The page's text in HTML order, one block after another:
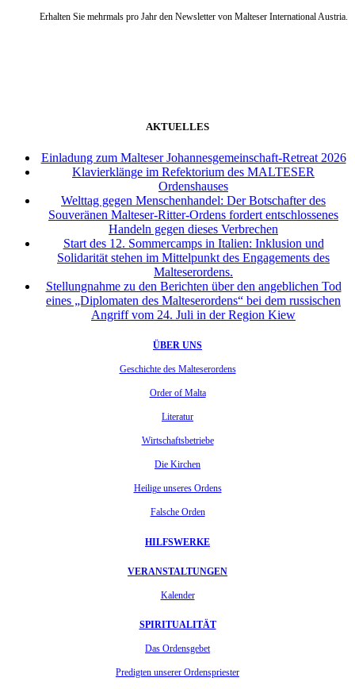
Erhalten Sie mehrmals pro Jahr den Newsletter von Malteser International Austria.
AKTUELLES
Einladung zum Malteser Johannesgemeinschaft-Retreat 2026
Klavierklänge im Refektorium des MALTESER
Ordenshauses
Welttag gegen Menschenhandel: Der Botschafter des
Souveränen Malteser-Ritter-Ordens fordert entschlossenes
Handeln gegen dieses Verbrechen
Start des 12. Sommercamps in Italien: Inklusion und
Solidarität stehen im Mittelpunkt des Engagements des
Malteserordens.
Stellungnahme zu den Berichten über den angeblichen Tod
eines „Diplomaten des Malteserordens“ bei dem russischen
Angriff vom 24. Juli in der Region Kiew
ÜBER UNS
Geschichte des Malteserordens
Order of Malta
Literatur
Wirtschaftsbetriebe
Die Kirchen
Heilige unseres Ordens
Falsche Orden
HILFSWERKE
VERANSTALTUNGEN
Kalender
SPIRITUALITÄT
Das Ordensgebet
Predigten unserer Ordenspriester